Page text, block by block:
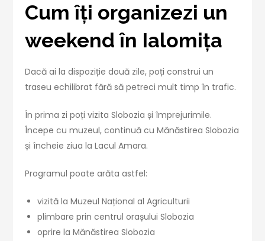
Cum îți organizezi un
weekend în Ialomița
Dacă ai la dispoziție două zile, poți construi un
traseu echilibrat fără să petreci mult timp în trafic.
În prima zi poți vizita Slobozia și împrejurimile.
Începe cu muzeul, continuă cu Mănăstirea Slobozia
și încheie ziua la Lacul Amara.
Programul poate arăta astfel:
vizită la Muzeul Național al Agriculturii
plimbare prin centrul orașului Slobozia
oprire la Mănăstirea Slobozia